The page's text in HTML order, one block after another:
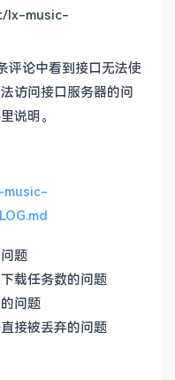
lx-music-
评论中看到接口无法使
访问接口服务器的问
说明。
题
载任务数的问题
问题
接被丢弃的问题